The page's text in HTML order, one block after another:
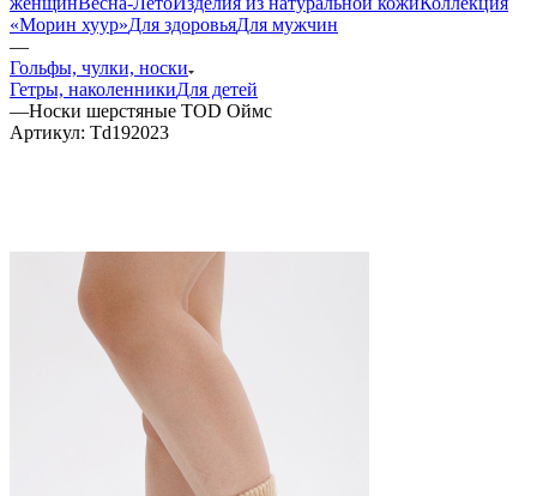
«Морин хуур»Для здоровьяДля мужчин
—
Гольфы, чулки, носки
Гетры, наколенникиДля детей
—Носки шерстяные TOD Оймс
Артикул: Td192023